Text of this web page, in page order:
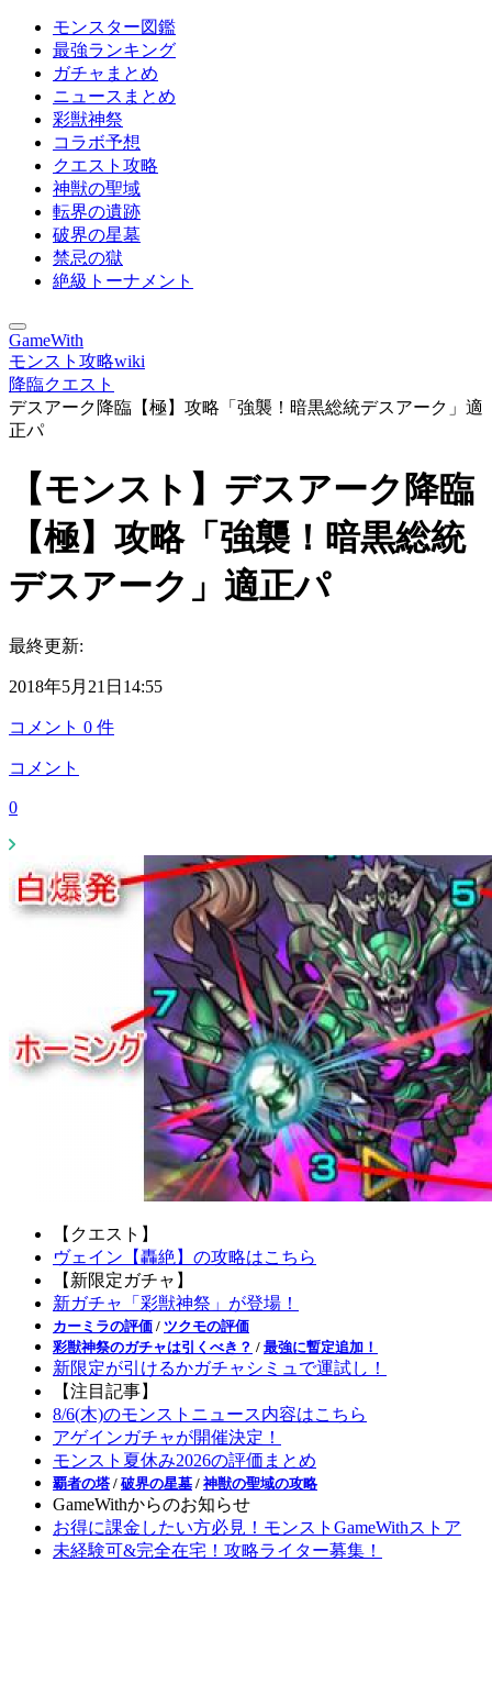
モンスター図鑑
最強ランキング
ガチャまとめ
ニュースまとめ
彩獣神祭
コラボ予想
クエスト攻略
神獣の聖域
転界の遺跡
破界の星墓
禁忌の獄
絶級トーナメント
GameWith
モンスト攻略wiki
降臨クエスト
デスアーク降臨【極】攻略「強襲！暗黒総統デスアーク」適
正パ
【モンスト】デスアーク降臨
【極】攻略「強襲！暗黒総統
デスアーク」適正パ
最終更新:
2018年5月21日14:55
コメント 0 件
コメント
0
【クエスト】
ヴェイン【轟絶】の攻略はこちら
【新限定ガチャ】
新ガチャ「彩獣神祭」が登場！
カーミラの評価 / ツクモの評価
彩獣神祭のガチャは引くべき？ / 最強に暫定追加！
新限定が引けるかガチャシミュで運試し！
【注目記事】
8/6(木)のモンストニュース内容はこちら
アゲインガチャが開催決定！
モンスト夏休み2026の評価まとめ
覇者の塔 / 破界の星墓 / 神獣の聖域の攻略
GameWithからのお知らせ
お得に課金したい方必見！モンストGameWithストア
未経験可&完全在宅！攻略ライター募集！